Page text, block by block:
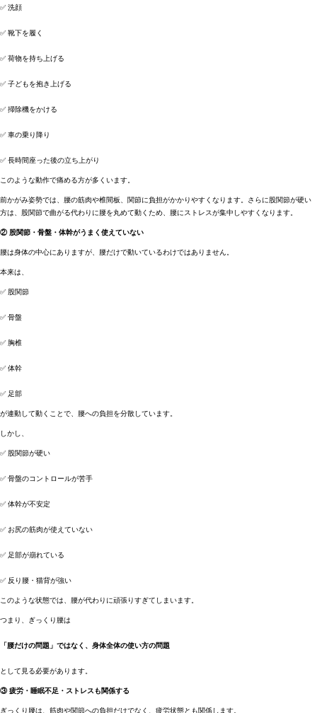
✅ 洗顔
✅ 靴下を履く
✅ 荷物を持ち上げる
✅ 子どもを抱き上げる
✅ 掃除機をかける
✅ 車の乗り降り
✅ 長時間座った後の立ち上がり
このような動作で痛める方が多くいます。
前かがみ姿勢では、腰の筋肉や椎間板、関節に負担がかかりやすくなります。さらに股関節が硬い
方は、股関節で曲がる代わりに腰を丸めて動くため、腰にストレスが集中しやすくなります。
② 股関節・骨盤・体幹がうまく使えていない
腰は身体の中心にありますが、腰だけで動いているわけではありません。
本来は、
✅ 股関節
✅ 骨盤
✅ 胸椎
✅ 体幹
✅ 足部
が連動して動くことで、腰への負担を分散しています。
しかし、
✅ 股関節が硬い
✅ 骨盤のコントロールが苦手
✅ 体幹が不安定
✅ お尻の筋肉が使えていない
✅ 足部が崩れている
✅ 反り腰・猫背が強い
このような状態では、腰が代わりに頑張りすぎてしまいます。
つまり、ぎっくり腰は
「腰だけの問題」ではなく、身体全体の使い方の問題
として見る必要があります。
③ 疲労・睡眠不足・ストレスも関係する
ぎっくり腰は、筋肉や関節への負担だけでなく、疲労状態とも関係します。